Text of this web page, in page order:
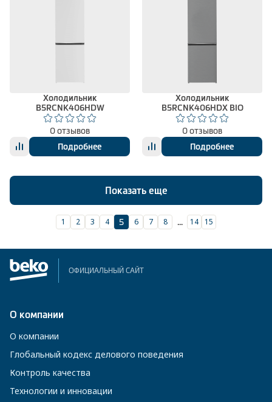
Холодильник
B5RCNK406HDW
0 отзывов
Подробнее
Холодильник
B5RCNK406HDX BIO
0 отзывов
Подробнее
Показать еще
1 2 3 4 5 6 7 8 ... 14 15
ОФИЦИАЛЬНЫЙ САЙТ
О компании
О компании
Глобальный кодекс делового поведения
Контроль качества
Технологии и инновации